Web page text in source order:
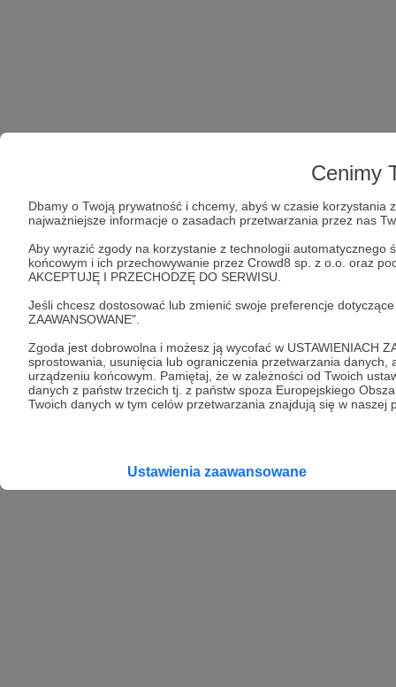
Cenimy
Dbamy o Twoją prywatność i chcemy, abyś w czasie korzystania
najważniejsze informacje o zasadach przetwarzania przez nas
Aby wyrazić zgody na korzystanie z technologii
końcowym i ich przechowywanie przez Crowd8 sp. z o.o. oraz
AKCEPTUJĘ I PRZECHODZĘ DO SERWISU.
Jeśli chcesz dostosować lub zmienić swoje preferencje
ZAAWANSOWANE".
Zgoda jest dobrowolna i możesz ją wycofać w USTAWIENIACH
sprostowania, usunięcia lub ograniczenia przetwarzania
urządzeniu końcowym. Pamiętaj, że w zależności od Twoich
danych z państw trzecich tj. z państw spoza Europejskiego
Twoich danych w tym celów przetwarzania znajdują się w naszej
Ustawienia zaawansowane